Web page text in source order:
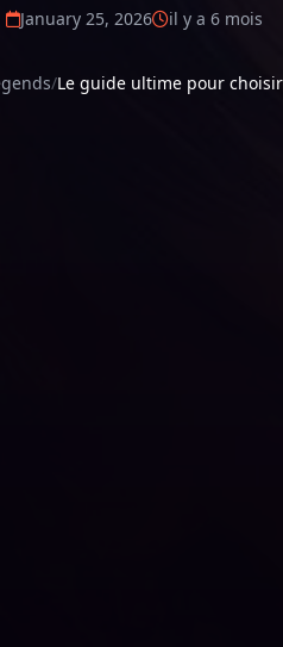
January 25, 2026 il y a 6 mois
Le guide ultime pour